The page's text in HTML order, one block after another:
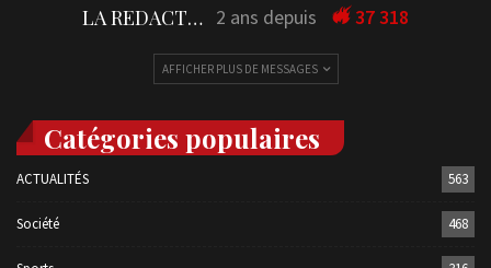
LA REDACTION 2 ans depuis 37 318
AFFICHER PLUS DE MESSAGES
Catégories populaires
ACTUALITÉS 563
Société 468